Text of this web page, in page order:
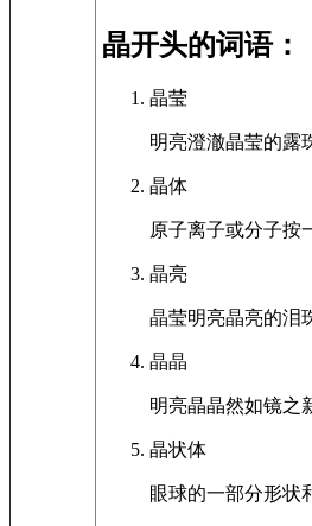
晶开头的词语：
晶莹
明亮澄澈晶莹的露
晶体
原子离子或分子按
晶亮
晶莹明亮晶亮的泪
晶晶
明亮晶晶然如镜之
晶状体
眼球的一部分形状